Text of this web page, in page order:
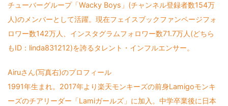
チューバーグループ「Wacky Boys」(チャンネル登録者数154万
人)のメンバーとして活躍。現在フェイスブックファンページフォ
ロワー数142万人、インスタグラムフォロワー数71.7万人(どちら
もID：linda831212)を誇るタレント・インフルエンサー。
Airuさん(写真右)のプロフィール
1991年生まれ。2017年より楽天モンキーズの前身Lamigoモンキ
ーズのチアリーダー「Lamiガールズ」に加入。中学卒業後に日本